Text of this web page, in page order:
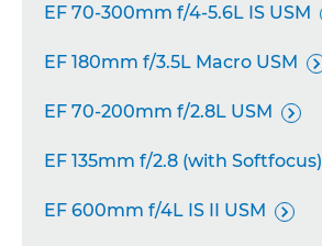
EF 70-300mm f/4-5.6L IS USM
EF 180mm f/3.5L Macro USM 
EF 70-200mm f/2.8L USM 
EF 135mm f/2.8 (with Softfocus)
EF 600mm f/4L IS II USM 